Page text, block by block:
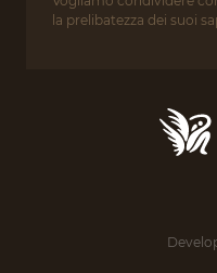
la prelibatezza dei suoi